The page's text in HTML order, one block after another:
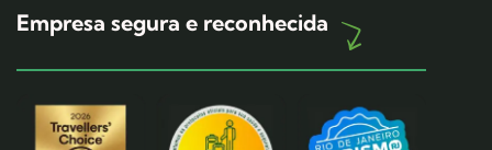
Empresa segura e reconhecida